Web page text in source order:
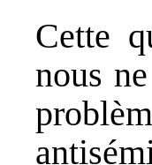
Cette
nous